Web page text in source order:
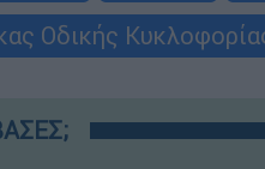
Οδικής